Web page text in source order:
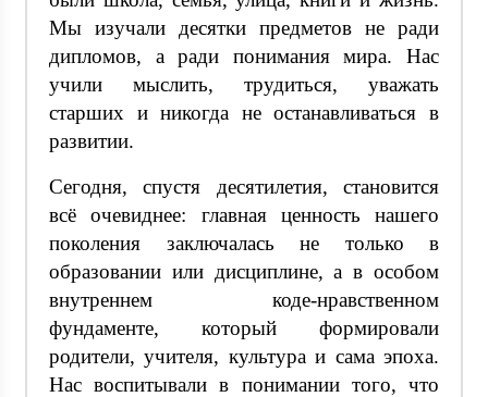
Мы изучали десятки предметов не ради
дипломов, а ради понимания мира. Нас
учили мыслить, трудиться, уважать
старших и никогда не останавливаться в
развитии.
Сегодня, спустя десятилетия, становится
всё очевиднее: главная ценность нашего
поколения заключалась не только в
образовании или дисциплине, а в особом
внутреннем коде-нравственном
фундаменте, который формировали
родители, учителя, культура и сама эпоха.
Нас воспитывали в понимании того, что